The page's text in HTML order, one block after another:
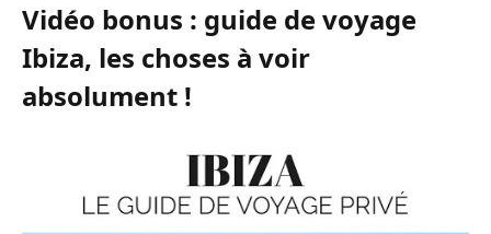
Vidéo bonus : guide de voyage
Ibiza, les choses à voir
absolument !